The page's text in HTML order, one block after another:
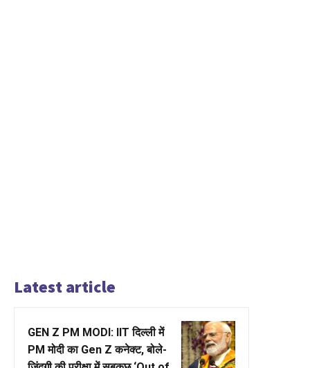
Latest article
GEN Z PM MODI: IIT दिल्ली में
PM मोदी का Gen Z कनेक्ट, बोले-